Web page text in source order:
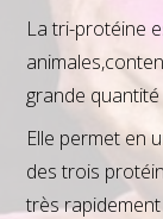
La tri-protéine
grande
Elle permet en
des trois
très